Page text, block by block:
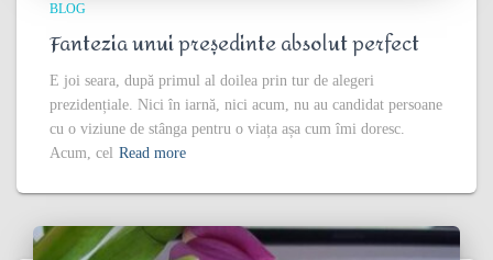
BLOG
Fantezia unui președinte absolut perfect
E joi seara, după primul al doilea prin tur de alegeri
prezidențiale. Nici în iarnă, nici acum, nu au candidat persoane
cu o viziune de stânga pentru o viața așa cum îmi doresc.
Acum, cel Read more